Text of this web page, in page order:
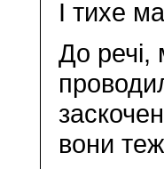
І тихе
До речі,
вони